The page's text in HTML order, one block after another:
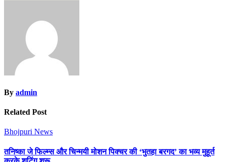
By admin
Related Post
Bhojpuri News
तनिष्का जे फिल्म्स और चिन्मयी मोशन पिक्चर की ‘भुतहा बरगद’ का भव्य मुहूर्त